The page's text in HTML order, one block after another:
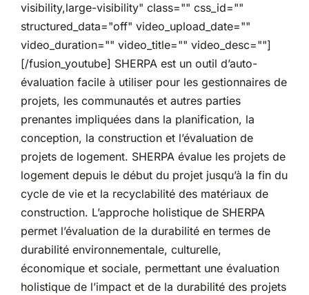
visibility,large-visibility" class="" css_id=""
structured_data="off" video_upload_date=""
video_duration="" video_title="" video_desc=""]
[/fusion_youtube] SHERPA est un outil d’auto-
évaluation facile à utiliser pour les gestionnaires de
projets, les communautés et autres parties
prenantes impliquées dans la planification, la
conception, la construction et l’évaluation de
projets de logement. SHERPA évalue les projets de
logement depuis le début du projet jusqu’à la fin du
cycle de vie et la recyclabilité des matériaux de
construction. L’approche holistique de SHERPA
permet l’évaluation de la durabilité en termes de
durabilité environnementale, culturelle,
économique et sociale, permettant une évaluation
holistique de l’impact et de la durabilité des projets